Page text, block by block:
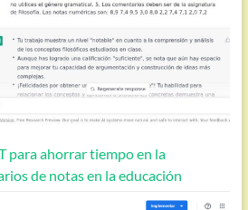
para ahorrar tiempo en la
de notas en la educación